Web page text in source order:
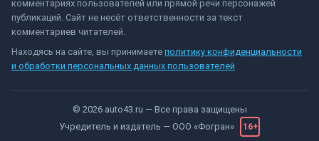
комментариях пользователей или прямой речи персонажей
публикаций. Сайт не несёт ответственности за текст
комментариев читателей.
Находясь на сайте, вы принимаете политику конфиденциальности
и обработки персональных данных пользователей
© 2026 auto43.ru — Все права защищены
Учредитель и издатель — ООО «Фогран» 16+